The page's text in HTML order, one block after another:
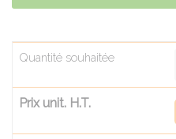
Quantité souhaitée
Prix unit. H.T.